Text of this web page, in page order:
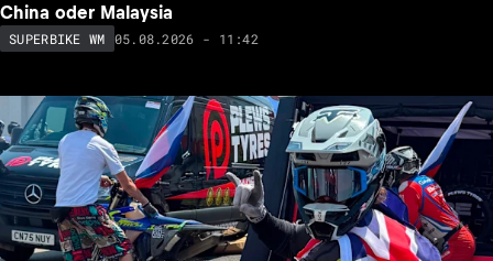
China oder Malaysia
SUPERBIKE WM 05.08.2026 - 11:42